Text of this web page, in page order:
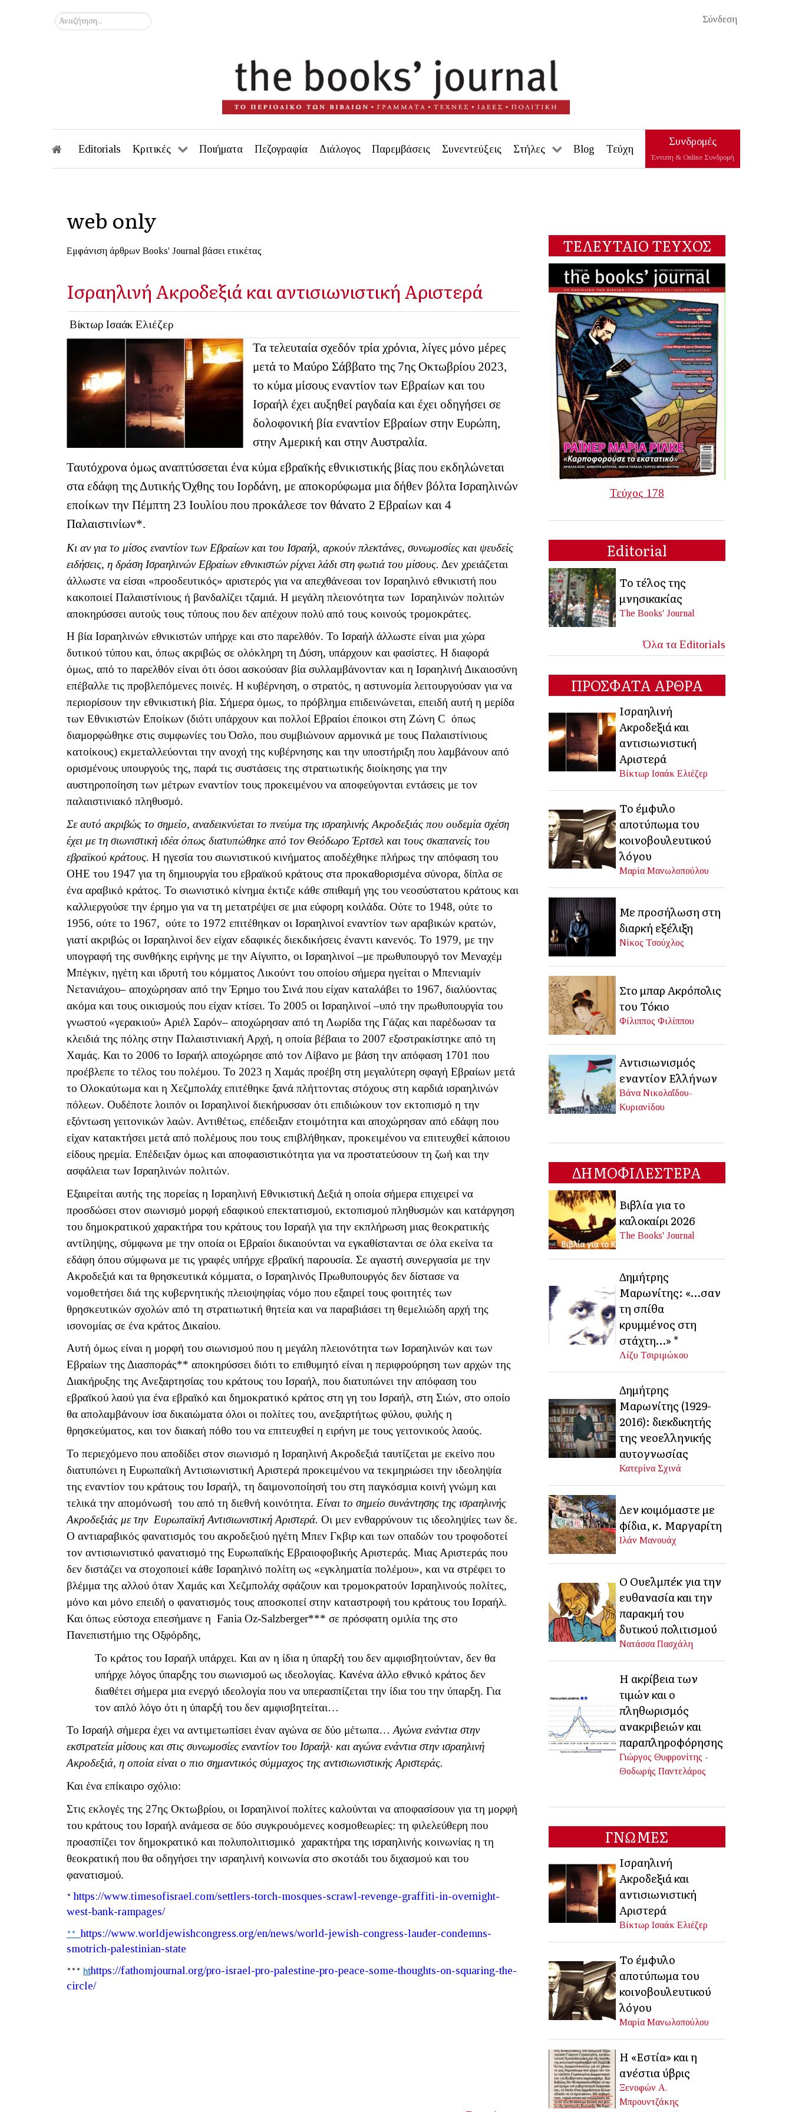
Σύνδεση
Αναζήτηση...
Editorials Κριτικές Ποιήματα Πεζογραφία Διάλογος Παρεμβάσεις Συνεντεύξεις Στήλες Blog Τεύχη
Συνδρομές
Έντυπη & Online Συνδρομή
web only
Εμφάνιση άρθρων Books' Journal βάσει ετικέτας
Ισραηλινή Ακροδεξιά και αντισιωνιστική Αριστερά
Βίκτωρ Ισαάκ Ελιέζερ
Τα τελευταία σχεδόν τρία χρόνια, λίγες μόνο μέρες
μετά το Μαύρο Σάββατο της 7ης Οκτωβρίου 2023,
το κύμα μίσους εναντίον των Εβραίων και του
Ισραήλ έχει αυξηθεί ραγδαία και έχει οδηγήσει σε
δολοφονική βία εναντίον Εβραίων στην Ευρώπη,
στην Αμερική και στην Αυστραλία.
Ταυτόχρονα όμως αναπτύσσεται ένα κύμα εβραϊκής εθνικιστικής βίας που εκδηλώνεται
στα εδάφη της Δυτικής Όχθης του Ιορδάνη, με αποκορύφωμα μια δήθεν βόλτα Ισραηλινών
εποίκων την Πέμπτη 23 Ιουλίου που προκάλεσε τον θάνατο 2 Εβραίων και 4
Παλαιστινίων*.
Κι αν για το μίσος εναντίον των Εβραίων και του Ισραήλ, αρκούν πλεκτάνες, συνωμοσίες και ψευδείς
ειδήσεις, η δράση Ισραηλινών Εβραίων εθνικιστών ρίχνει λάδι στη φωτιά του μίσους. Δεν χρειάζεται
άλλωστε να είσαι «προοδευτικός» αριστερός για να απεχθάνεσαι τον Ισραηλινό εθνικιστή που
κακοποιεί Παλαιστίνιους ή βανδαλίζει τζαμιά. Η μεγάλη πλειονότητα των Ισραηλινών πολιτών
αποκηρύσσει αυτούς τους τύπους που δεν απέχουν πολύ από τους κοινούς τρομοκράτες.
Η βία Ισραηλινών εθνικιστών υπήρχε και στο παρελθόν. Το Ισραήλ άλλωστε είναι μια χώρα
δυτικού τύπου και, όπως ακριβώς σε ολόκληρη τη Δύση, υπάρχουν και φασίστες. Η διαφορά
όμως, από το παρελθόν είναι ότι όσοι ασκούσαν βία συλλαμβάνονταν και η Ισραηλινή Δικαιοσύνη
επέβαλλε τις προβλεπόμενες ποινές. Η κυβέρνηση, ο στρατός, η αστυνομία λειτουργούσαν για να
περιορίσουν την εθνικιστική βία. Σήμερα όμως, το πρόβλημα επιδεινώνεται, επειδή αυτή η μερίδα
των Εθνικιστών Εποίκων (διότι υπάρχουν και πολλοί Εβραίοι έποικοι στη Ζώνη C όπως
διαμορφώθηκε στις συμφωνίες του Όσλο, που συμβιώνουν αρμονικά με τους Παλαιστίνιους
κατοίκους) εκμεταλλεύονται την ανοχή της κυβέρνησης και την υποστήριξη που λαμβάνουν από
ορισμένους υπουργούς της, παρά τις συστάσεις της στρατιωτικής διοίκησης για την
αυστηροποίηση των μέτρων εναντίον τους προκειμένου να αποφεύγονται εντάσεις με τον
παλαιστινιακό πληθυσμό.
Σε αυτό ακριβώς το σημείο, αναδεικνύεται το πνεύμα της ισραηλινής Ακροδεξιάς που ουδεμία σχέση
έχει με τη σιωνιστική ιδέα όπως διατυπώθηκε από τον Θεόδωρο Έρτσελ και τους σκαπανείς του
εβραϊκού κράτους. Η ηγεσία του σιωνιστικού κινήματος αποδέχθηκε πλήρως την απόφαση του
ΟΗΕ του 1947 για τη δημιουργία του εβραϊκού κράτους στα προκαθορισμένα σύνορα, δίπλα σε
ένα αραβικό κράτος. Το σιωνιστικό κίνημα έκτιζε κάθε σπιθαμή γης του νεοσύστατου κράτους και
καλλιεργούσε την έρημο για να τη μετατρέψει σε μια εύφορη κοιλάδα. Ούτε το 1948, ούτε το
1956, ούτε το 1967, ούτε το 1972 επιτέθηκαν οι Ισραηλινοί εναντίον των αραβικών κρατών,
γιατί ακριβώς οι Ισραηλινοί δεν είχαν εδαφικές διεκδικήσεις έναντι κανενός. Το 1979, με την
υπογραφή της συνθήκης ειρήνης με την Αίγυπτο, οι Ισραηλινοί –με πρωθυπουργό τον Μεναχέμ
Μπέγκιν, ηγέτη και ιδρυτή του κόμματος Λικούντ του οποίου σήμερα ηγείται ο Μπενιαμίν
Νετανιάχου– αποχώρησαν από την Έρημο του Σινά που είχαν καταλάβει το 1967, διαλύοντας
ακόμα και τους οικισμούς που είχαν κτίσει. Το 2005 οι Ισραηλινοί –υπό την πρωθυπουργία του
γνωστού «γερακιού» Αριέλ Σαρόν– αποχώρησαν από τη Λωρίδα της Γάζας και παρέδωσαν τα
κλειδιά της πόλης στην Παλαιστινιακή Αρχή, η οποία βέβαια το 2007 εξοστρακίστηκε από τη
Χαμάς. Και το 2006 το Ισραήλ αποχώρησε από τον Λίβανο με βάση την απόφαση 1701 που
προέβλεπε το τέλος του πολέμου. Το 2023 η Χαμάς προέβη στη μεγαλύτερη σφαγή Εβραίων μετά
το Ολοκαύτωμα και η Χεζμπολάχ επιτέθηκε ξανά πλήττοντας στόχους στη καρδιά ισραηλινών
πόλεων. Ουδέποτε λοιπόν οι Ισραηλινοί διεκήρυσσαν ότι επιδιώκουν τον εκτοπισμό η την
εξόντωση γειτονικών λαών. Αντιθέτως, επέδειξαν ετοιμότητα και αποχώρησαν από εδάφη που
είχαν κατακτήσει μετά από πολέμους που τους επιβλήθηκαν, προκειμένου να επιτευχθεί κάποιου
είδους ηρεμία. Επέδειξαν όμως και αποφασιστικότητα για να προστατεύσουν τη ζωή και την
ασφάλεια των Ισραηλινών πολιτών.
Εξαιρείται αυτής της πορείας η Ισραηλινή Εθνικιστική Δεξιά η οποία σήμερα επιχειρεί να
προσδώσει στον σιωνισμό μορφή εδαφικού επεκτατισμού, εκτοπισμού πληθυσμών και κατάργηση
του δημοκρατικού χαρακτήρα του κράτους του Ισραήλ για την εκπλήρωση μιας θεοκρατικής
αντίληψης, σύμφωνα με την οποία οι Εβραίοι δικαιούνται να εγκαθίστανται σε όλα εκείνα τα
εδάφη όπου σύμφωνα με τις γραφές υπήρχε εβραϊκή παρουσία. Σε αγαστή συνεργασία με την
Ακροδεξιά και τα θρησκευτικά κόμματα, ο Ισραηλινός Πρωθυπουργός δεν δίστασε να
νομοθετήσει διά της κυβερνητικής πλειοψηφίας νόμο που εξαιρεί τους φοιτητές των
θρησκευτικών σχολών από τη στρατιωτική θητεία και να παραβιάσει τη θεμελιώδη αρχή της
ισονομίας σε ένα κράτος Δικαίου.
Αυτή όμως είναι η μορφή του σιωνισμού που η μεγάλη πλειονότητα των Ισραηλινών και των
Εβραίων της Διασποράς** αποκηρύσσει διότι το επιθυμητό είναι η περιφρούρηση των αρχών της
Διακήρυξης της Ανεξαρτησίας του κράτους του Ισραήλ, που διατυπώνει την απόφαση του
εβραϊκού λαού για ένα εβραϊκό και δημοκρατικό κράτος στη γη του Ισραήλ, στη Σιών, στο οποίο
θα απολαμβάνουν ίσα δικαιώματα όλοι οι πολίτες του, ανεξαρτήτως φύλου, φυλής η
θρησκεύματος, και τον διακαή πόθο του να επιτευχθεί η ειρήνη με τους γειτονικούς λαούς.
Το περιεχόμενο που αποδίδει στον σιωνισμό η Ισραηλινή Ακροδεξιά ταυτίζεται με εκείνο που
διατυπώνει η Ευρωπαϊκή Αντισιωνιστική Αριστερά προκειμένου να τεκμηριώσει την ιδεοληψία
της εναντίον του κράτους του Ισραήλ, τη δαιμονοποίησή του στη παγκόσμια κοινή γνώμη και
τελικά την απομόνωσή του από τη διεθνή κοινότητα. Είναι το σημείο συνάντησης της ισραηλινής
Ακροδεξιάς με την Ευρωπαϊκή Αντισιωνιστική Αριστερά. Οι μεν ενθαρρύνουν τις ιδεοληψίες των δε.
Ο αντιαραβικός φανατισμός του ακροδεξιού ηγέτη Μπεν Γκβιρ και των οπαδών του τροφοδοτεί
τον αντισιωνιστικό φανατισμό της Ευρωπαϊκής Εβραιοφοβικής Αριστεράς. Μιας Αριστεράς που
δεν διστάζει να στοχοποιεί κάθε Ισραηλινό πολίτη ως «εγκληματία πολέμου», και να στρέφει το
βλέμμα της αλλού όταν Χαμάς και Χεζμπολάχ σφάζουν και τρομοκρατούν Ισραηλινούς πολίτες,
μόνο και μόνο επειδή ο φανατισμός τους αποσκοπεί στην καταστροφή του κράτους του Ισραήλ.
Και όπως εύστοχα επεσήμανε η Fania Oz-Salzberger*** σε πρόσφατη ομιλία της στο
Πανεπιστήμιο της Οξφόρδης,
Το κράτος του Ισραήλ υπάρχει. Και αν η ίδια η ύπαρξή του δεν αμφισβητούνταν, δεν θα
υπήρχε λόγος ύπαρξης του σιωνισμού ως ιδεολογίας. Κανένα άλλο εθνικό κράτος δεν
διαθέτει σήμερα μια ενεργό ιδεολογία που να υπερασπίζεται την ίδια του την ύπαρξη. Για
τον απλό λόγο ότι η ύπαρξή του δεν αμφισβητείται…
Το Ισραήλ σήμερα έχει να αντιμετωπίσει έναν αγώνα σε δύο μέτωπα…Αγώνα ενάντια στην
εκστρατεία μίσους και στις συνωμοσίες εναντίον του Ισραήλ· και αγώνα ενάντια στην ισραηλινή
Ακροδεξιά, η οποία είναι ο πιο σημαντικός σύμμαχος της αντισιωνιστικής Αριστεράς.
Και ένα επίκαιρο σχόλιο:
Στις εκλογές της 27ης Οκτωβρίου, οι Ισραηλινοί πολίτες καλούνται να αποφασίσουν για τη μορφή
του κράτους του Ισραήλ ανάμεσα σε δύο συγκρουόμενες κοσμοθεωρίες: τη φιλελεύθερη που
προασπίζει τον δημοκρατικό και πολυπολιτισμικό χαρακτήρα της ισραηλινής κοινωνίας η τη
θεοκρατική που θα οδηγήσει την ισραηλινή κοινωνία στο σκοτάδι του διχασμού και του
φανατισμού.
* https://www.timesofisrael.com/settlers-torch-mosques-scrawl-revenge-graffiti-in-overnight-
west-bank-rampages/
** https://www.worldjewishcongress.org/en/news/world-jewish-congress-lauder-condemns-
smotrich-palestinian-state
*** hthttps://fathomjournal.org/pro-israel-pro-palestine-pro-peace-some-thoughts-on-squaring-the-
circle/
ΤΕΛΕΥΤΑΙΟ ΤΕΥΧΟΣ
Τεύχος 178
Editorial
Το τέλος της
μνησικακίας
The Books' Journal
Όλα τα Editorials
ΠΡΟΣΦΑΤΑ ΑΡΘΡΑ
Ισραηλινή
Ακροδεξιά και
αντισιωνιστική
Αριστερά
Βίκτωρ Ισαάκ Ελιέζερ
Το έμφυλο
αποτύπωμα του
κοινοβουλευτικού
λόγου
Μαρία Μανωλοπούλου
Με προσήλωση στη
διαρκή εξέλιξη
Νίκος Τσούχλος
Στο μπαρ Ακρόπολις
του Τόκιο
Φίλιππος Φιλίππου
Αντισιωνισμός
εναντίον Ελλήνων
Βάνα Νικολαΐδου-
Κυριανίδου
ΔΗΜΟΦΙΛΕΣΤΕΡΑ
Βιβλία για το
καλοκαίρι 2026
The Books' Journal
Δημήτρης
Μαρωνίτης: «…σαν
τη σπίθα
κρυμμένος στη
στάχτη…» *
Λίζυ Τσιριμώκου
Δημήτρης
Μαρωνίτης (1929-
2016): διεκδικητής
της νεοελληνικής
αυτογνωσίας
Κατερίνα Σχινά
Δεν κοιμόμαστε με
φίδια, κ. Μαργαρίτη
Ιλάν Μανουάχ
Ο Ουελμπέκ για την
ευθανασία και την
παρακμή του
δυτικού πολιτισμού
Νατάσσα Πασχάλη
Η ακρίβεια των
τιμών και ο
πληθωρισμός
ανακριβειών και
παραπληροφόρησης
Γιώργος Θυφρονίτης -
Θοδωρής Παντελάρος
ΓΝΩΜΕΣ
Ισραηλινή
Ακροδεξιά και
αντισιωνιστική
Αριστερά
Βίκτωρ Ισαάκ Ελιέζερ
Το έμφυλο
αποτύπωμα του
κοινοβουλευτικού
λόγου
Μαρία Μανωλοπούλου
Η «Εστία» και η
ανέστια ύβρις
Ξενοφών Α.
Μπρουντζάκης